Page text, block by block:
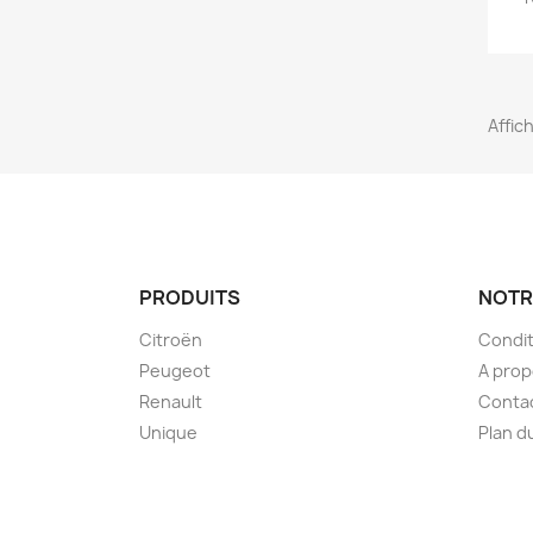
PRODUITS
Citroën
Peugeot
Renault
Unique
A
Plan